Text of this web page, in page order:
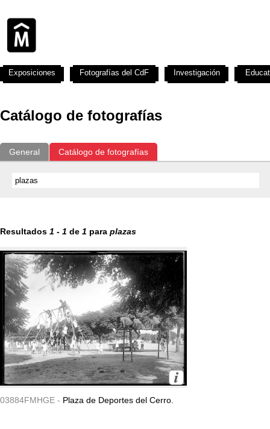
Catálogo de fotografías
General Catálogo de fotografías
Resultados 1 - 1 de 1 para plazas
03884FMHGE - Plaza de Deportes del Cerro.
Exposiciones Fotografías del CdF Investigación